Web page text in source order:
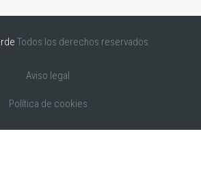
Todos los derechos reservados
Aviso legal
Política de cookies